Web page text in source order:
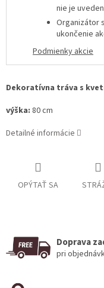
nie je
Organizátor
ukončenie
Podmienky akcie
Dekoratívna tráva s
výška: 80 cm
Detailné informácie
OPÝTAŤ SA
Doprava
pri